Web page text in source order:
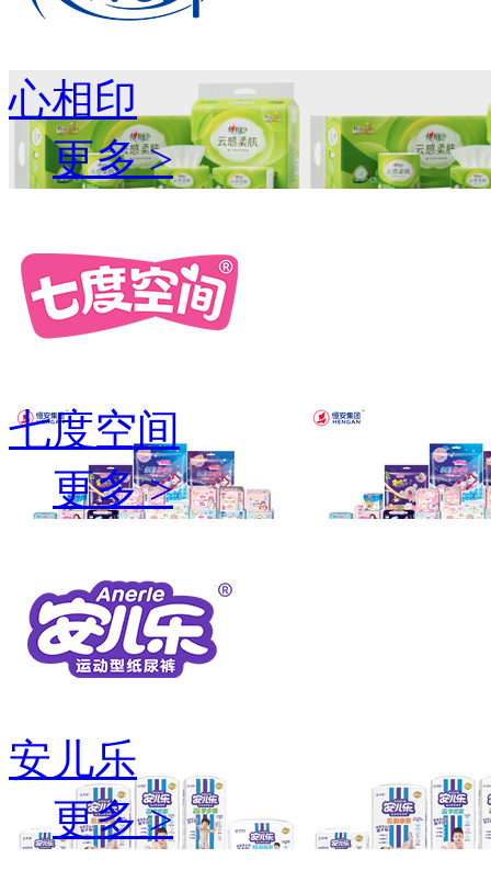
心相印
更多 >
七度空间
更多 >
安儿乐
更多 >